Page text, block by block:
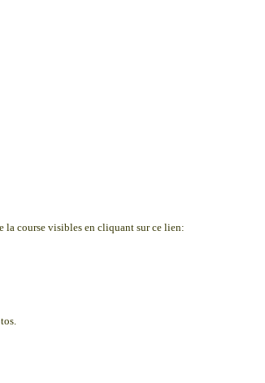
la course visibles en cliquant sur ce lien: